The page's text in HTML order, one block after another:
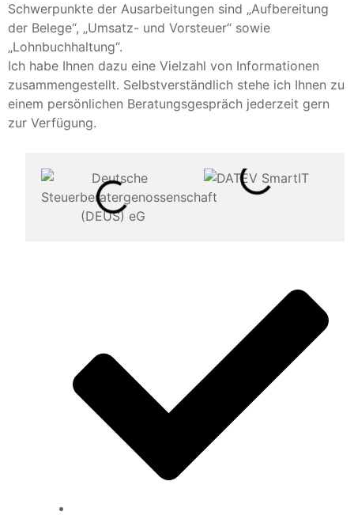
Schwerpunkte der Ausarbeitungen sind „Aufbereitung
der Belege“, „Umsatz- und Vorsteuer“ sowie
„Lohnbuchhaltung“.
Ich habe Ihnen dazu eine Vielzahl von Informationen
zusammengestellt. Selbstverständlich stehe ich Ihnen zu
einem persönlichen Beratungsgespräch jederzeit gern
zur Verfügung.